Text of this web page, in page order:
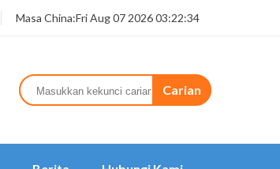
Masa China:Fri Aug 07 2026 03:22:34
Carian